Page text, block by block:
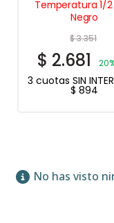
Temperatura 1/2
Negro
$3.351
$ 2.681
3 cuotas SIN
$ 894
No has visto